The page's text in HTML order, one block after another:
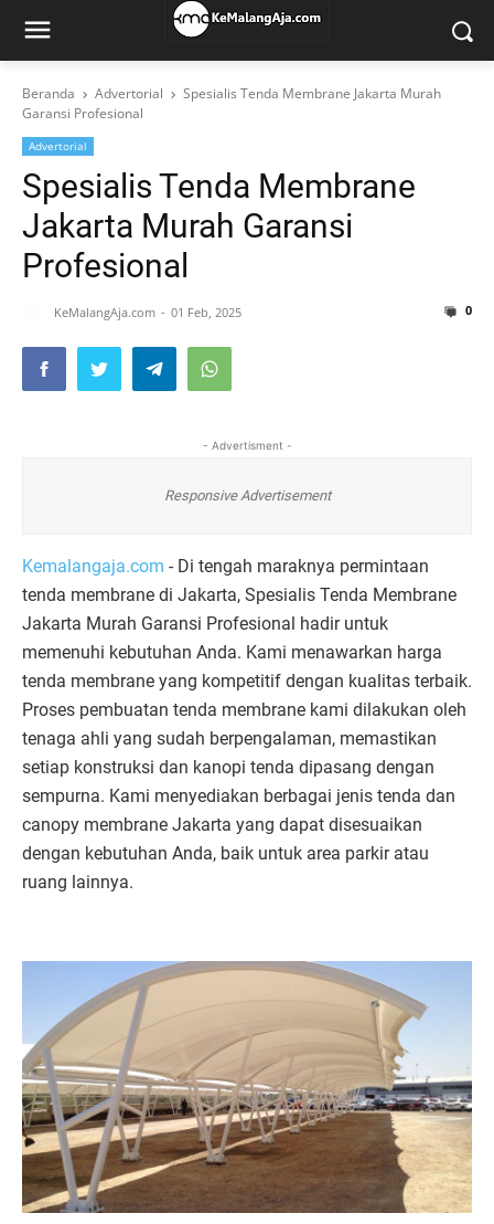
Beranda Advertorial
Spesialis Tenda Membrane Jakarta Murah
Garansi Profesional
Advertorial
Spesialis Tenda Membrane
Jakarta Murah Garansi
Profesional
KeMalangAja.com 01 Feb, 2025 0
- Advertisment -
Responsive Advertisement
Kemalangaja.com - Di tengah maraknya permintaan
tenda membrane di Jakarta, Spesialis Tenda Membrane
Jakarta Murah Garansi Profesional hadir untuk
memenuhi kebutuhan Anda. Kami menawarkan harga
tenda membrane yang kompetitif dengan kualitas terbaik.
Proses pembuatan tenda membrane kami dilakukan oleh
tenaga ahli yang sudah berpengalaman, memastikan
setiap konstruksi dan kanopi tenda dipasang dengan
sempurna. Kami menyediakan berbagai jenis tenda dan
canopy membrane Jakarta yang dapat disesuaikan
dengan kebutuhan Anda, baik untuk area parkir atau
ruang lainnya.